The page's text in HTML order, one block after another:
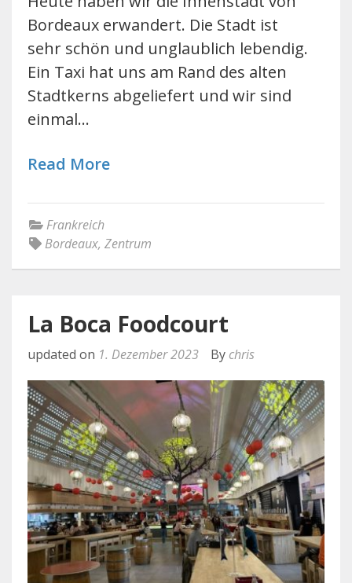
Bordeaux erwandert. Die Stadt ist
sehr schön und unglaublich lebendig.
Ein Taxi hat uns am Rand des alten
Stadtkerns abgeliefert und wir sind
einmal…
Read More
Frankreich
Bordeaux, Zentrum
La Boca Foodcourt
updated on 1. Dezember 2023 By chris